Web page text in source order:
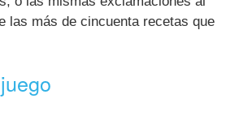
las más de cincuenta recetas que